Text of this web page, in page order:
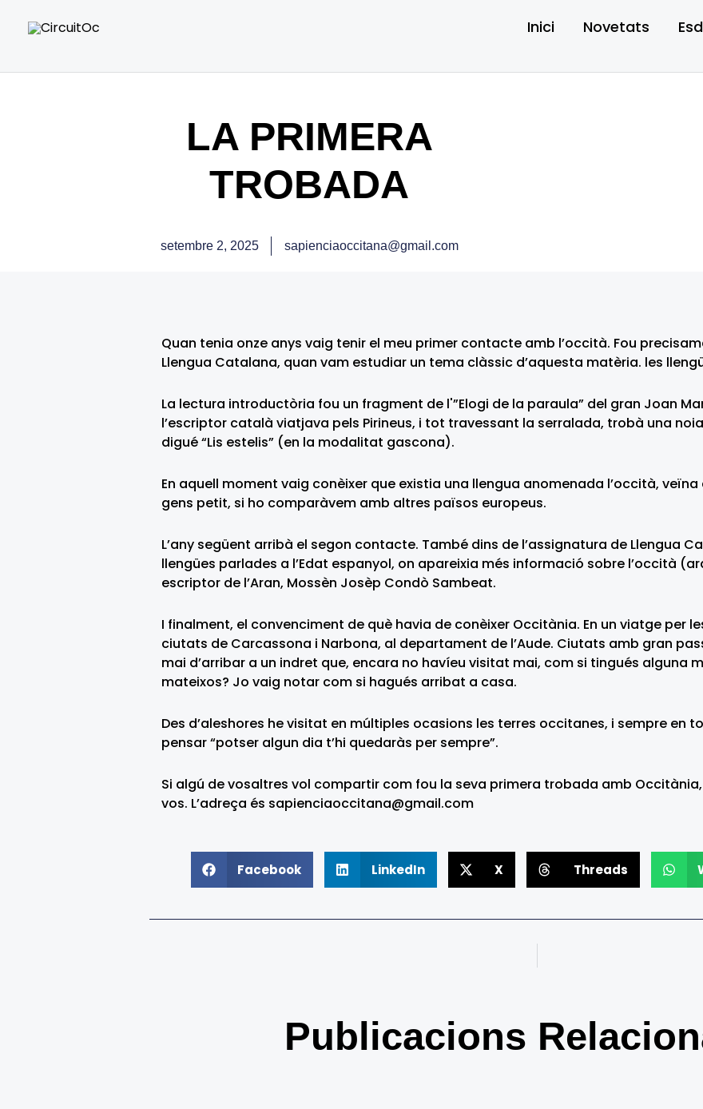
Inici Novetats
LA PRIMERA
TROBADA
setembre 2, 2025 sapienciaoccitana@gmail.com
Quan tenia onze anys vaig tenir el meu primer contacte amb l’occità. Fou
Llengua Catalana, quan vam estudiar un tema clàssic d’aquesta matèria. les
La lectura introductòria fou un fragment de l'”Elogi de la paraula” del gran Joan
l’escriptor català viatjava pels Pirineus, i tot travessant la serralada, trobà una
digué “Lis estelis” (en la modalitat gascona).
En aquell moment vaig conèixer que existia una llengua anomenada l’occità,
gens petit, si ho comparàvem amb altres països europeus.
L’any següent arribà el segon contacte. També dins de l’assignatura de Llengua
llengües parlades a l’Edat espanyol, on apareixia més informació sobre l’occità
escriptor de l’Aran, Mossèn Josèp Condò Sambeat.
I finalment, el convenciment de què havia de conèixer Occitània. En un viatge per
ciutats de Carcassona i Narbona, al departament de l’Aude. Ciutats amb gran
mai d’arribar a un indret que, encara no havíeu visitat mai, com si tingués alguna
mateixos? Jo vaig notar com si hagués arribat a casa.
Des d’aleshores he visitat en múltiples ocasions les terres occitanes, i sempre en
pensar “potser algun dia t’hi quedaràs per sempre”.
Si algú de vosaltres vol compartir com fou la seva primera trobada amb
vos. L’adreça és sapienciaoccitana@gmail.com
Facebook LinkedIn X Threads
Publicacions